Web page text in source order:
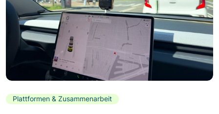
Plattformen & Zusammenarbeit